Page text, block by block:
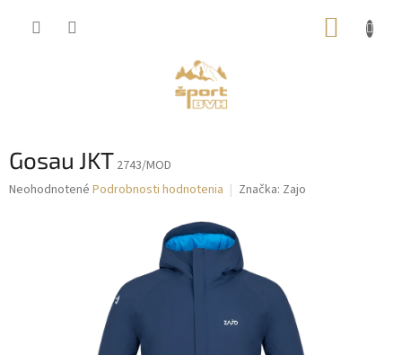
Gosau JKT 2743/MOD
Priemerné
Neohodnotené Podrobnosti hodnotenia Značka: Zajo